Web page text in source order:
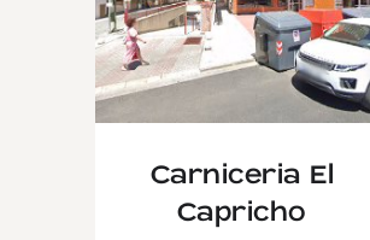
Carniceria El
Capricho